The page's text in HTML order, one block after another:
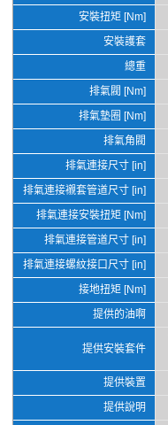
安裝扭矩 [Nm]
安裝護套
總重
排氣閥 [Nm]
排氣墊圈 [Nm]
排氣角閥
排氣連接尺寸 [in]
排氣連接襯套管道尺寸 [in]
排氣連接安裝扭矩 [Nm]
排氣連接管道尺寸 [in]
排氣連接螺紋接口尺寸 [in]
接地扭矩 [Nm]
提供的油啊
提供安裝套件
提供裝置
提供說明